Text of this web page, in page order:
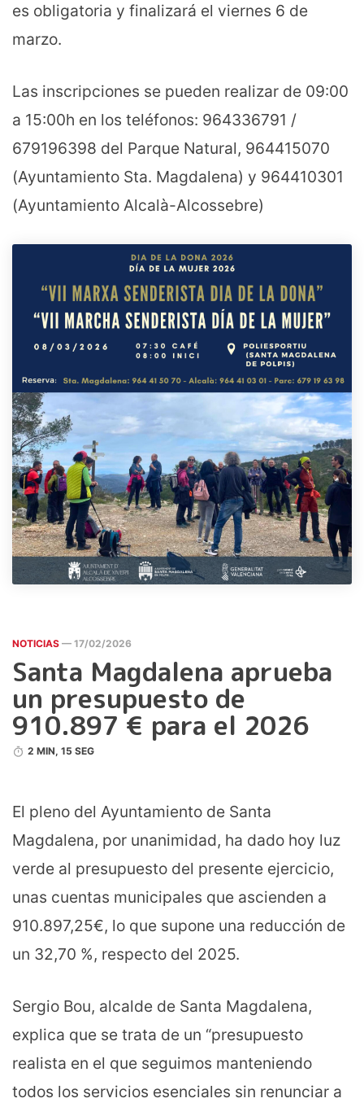
es obligatoria y finalizará el viernes 6 de
marzo.
Las inscripciones se pueden realizar de 09:00
a 15:00h en los teléfonos: 964336791 /
679196398 del Parque Natural, 964415070
(Ayuntamiento Sta. Magdalena) y 964410301
(Ayuntamiento Alcalà-Alcossebre)
NOTICIAS — 17/02/2026
Santa Magdalena aprueba
un presupuesto de
910.897 € para el 2026
2 MIN, 15 SEG
El pleno del Ayuntamiento de Santa
Magdalena, por unanimidad, ha dado hoy luz
verde al presupuesto del presente ejercicio,
unas cuentas municipales que ascienden a
910.897,25€, lo que supone una reducción de
un 32,70 %, respecto del 2025.
Sergio Bou, alcalde de Santa Magdalena,
explica que se trata de un “presupuesto
realista en el que seguimos manteniendo
todos los servicios esenciales sin renunciar a